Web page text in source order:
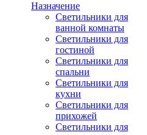
Назначение
Светильники для
ванной комнаты
Светильники для
гостиной
Светильники для
спальни
Светильники для
кухни
Светильники для
прихожей
Светильники для